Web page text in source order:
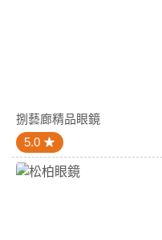
捌藝廊精品眼鏡
5.0